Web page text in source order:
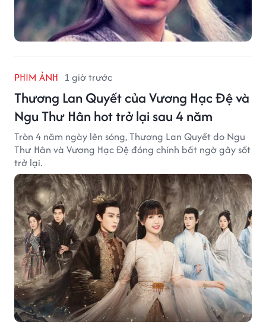
PHIM ẢNH 1 giờ trước
Thương Lan Quyết của Vương Hạc Đệ và
Ngu Thư Hân hot trở lại sau 4 năm
Tròn 4 năm ngày lên sóng, Thương Lan Quyết do Ngu
Thư Hân và Vương Hạc Đệ đóng chính bất ngờ gây sốt
trở lại.